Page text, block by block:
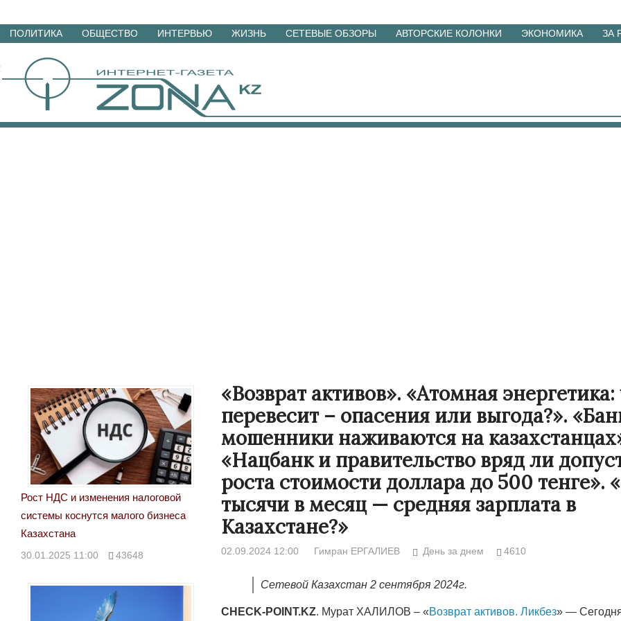
Перейти
материалам
ПОЛИТИКА ОБЩЕСТВО ИНТЕРВЬЮ ЖИЗНЬ СЕТЕВЫЕ ОБЗОРЫ АВТОРСКИЕ КОЛОНКИ ЭКОНОМИКА ЗА
«Возврат активов». «Атомная энергетика:
перевесит – опасения или выгода?».
мошенники наживаются на
«Нацбанк и правительство вряд ли
роста стоимости доллара до 500 тенге».
тысячи в месяц — средняя зарплата в
Казахстане?»
02.09.2024 12:00 Гимран ЕРГАЛИЕВ День за днем 4610
Сетевой Казахстан 2 сентября 2024г.
CHECK-POINT.KZ. Мурат ХАЛИЛОВ – «Возврат активов. Ликбез» —
Рост НДС и изменения налоговой
системы коснутся малого бизнеса
Казахстана
30.01.2025 11:00 43648 17.10.2024 17:00 29972